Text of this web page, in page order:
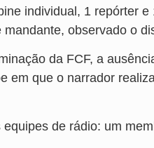
individual, 1 repórter
observado o
da FCF, a
em que o narrador
de rádio: um